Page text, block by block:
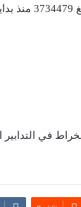
ووصل عدد الحالات المستبعدة،
في التدابير